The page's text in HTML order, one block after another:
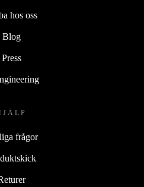
hos oss
Blog
Press
frågor